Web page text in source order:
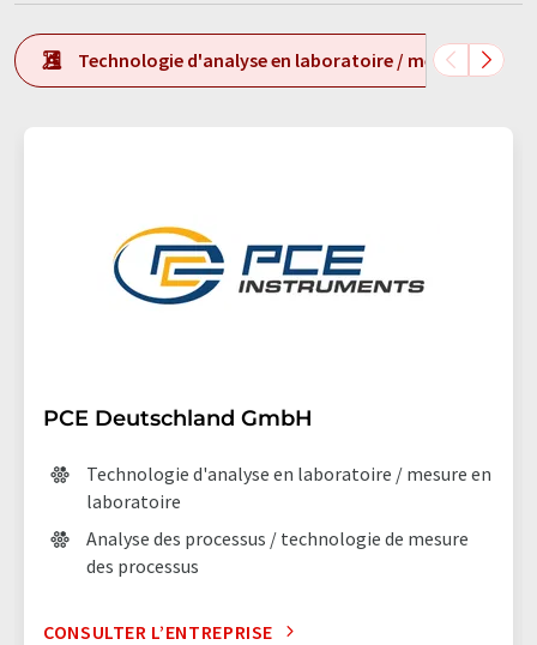
Technologie d'analyse en laboratoire / mesure en
PCE Deutschland GmbH
Technologie d'analyse en laboratoire / mesure en
laboratoire
Analyse des processus / technologie de mesure
des processus
CONSULTER L’ENTREPRISE